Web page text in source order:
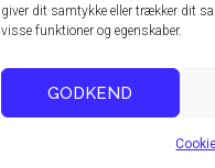
giver dit samtykke eller trækker dit
visse funktioner og egenskaber.
GODKEND